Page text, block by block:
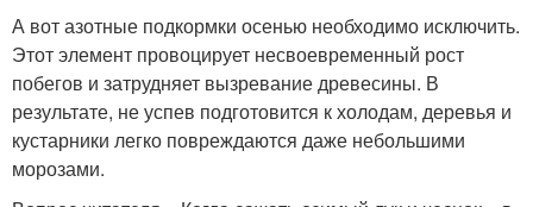
А вот азотные подкормки осенью необходимо исключить.
Этот элемент провоцирует несвоевременный рост
побегов и затрудняет вызревание древесины. В
результате, не успев подготовится к холодам, деревья и
кустарники легко повреждаются даже небольшими
морозами.